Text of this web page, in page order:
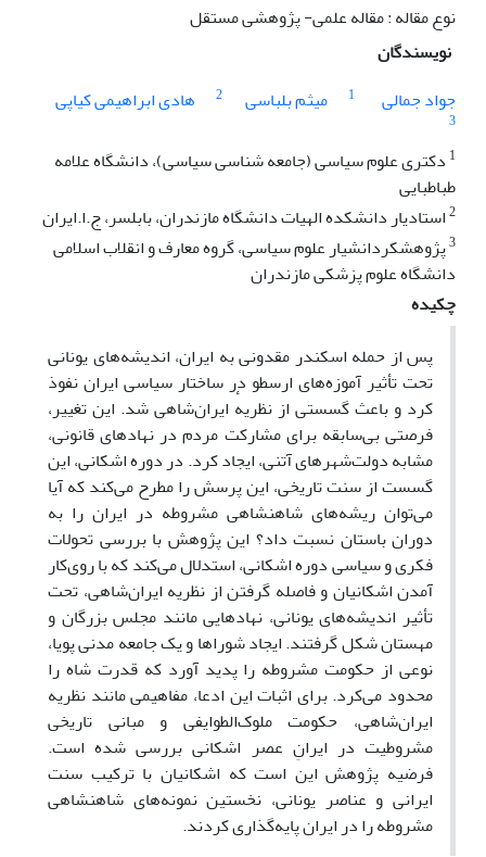
نوع مقاله : مقاله علمی- پژوهشی مستقل
نویسندگان
جواد جمالی
1 میثم بلباسی 2 هادی ابراهیمی کیاپی
3
1 دکتری علوم سیاسی (جامعه شناسی سیاسی)، دانشگاه علامه
طباطبایی
2استادیار دانشکده الهیات دانشگاه مازندران، بابلسر، ج.ا.ایران
3پژوهشکردانشیار علوم سیاسی، گروه معارف و انقلاب اسلامی
دانشگاه علوم پزشکی مازندران
چکیده
پس از حمله اسکندر مقدونی به ایران، اندیشه‌های یونانی
تحت تأثیر آموزه‌های ارسطو در ساختار سیاسی ایران نفوذ
کرد و باعث گسستی از نظریهٔ ایران‌شاهی شد. این تغییر،
فرصتی بی‌سابقه برای مشارکت مردم در نهادهای قانونی،
مشابه دولت‌شهرهای آتنی، ایجاد کرد. در دوره اشکانی، این
گسست از سنت تاریخی، این پرسش را مطرح می‌کند که آیا
می‌توان ریشه‌های شاهنشاهی مشروطه در ایران را به
دوران باستان نسبت داد؟ این پژوهش با بررسی تحولات
فکری و سیاسی دوره اشکانی، استدلال می‌کند که با روی‌کار
آمدن اشکانیان و فاصله گرفتن از نظریه ایران‌شاهی، تحت
تأثیر اندیشه‌های یونانی، نهادهایی مانند مجلس بزرگان و
مهستان شکل گرفتند. ایجاد شوراها و یک جامعه مدنی پویا،
نوعی از حکومت مشروطه را پدید آورد که قدرت شاه را
محدود می‌کرد. برای اثبات این ادعا، مفاهیمی مانند نظریه
ایران‌شاهی، حکومت ملوک‌الطوایفی و مبانی تاریخی
مشروطیت در ایرانِ عصر اشکانی بررسی شده است.
فرضیه پژوهش این است که اشکانیان با ترکیب سنت
ایرانی و عناصر یونانی، نخستین نمونه‌های شاهنشاهی
مشروطه را در ایران پایه‌گذاری کردند.